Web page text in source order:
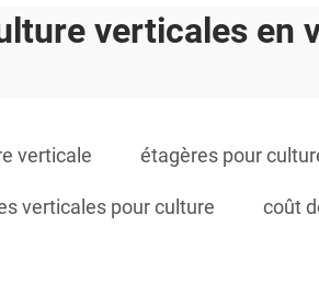
verticales en
verticale étagères pour
verticales pour culture coût